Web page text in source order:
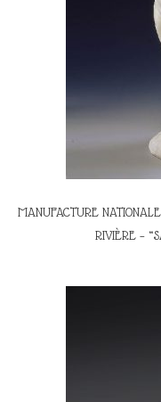
MANUFACTURE
RIVIÈRE –